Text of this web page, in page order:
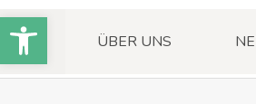
ÜBER UNS
Open toolbar